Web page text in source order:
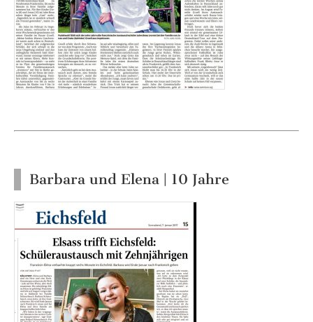
Barbara und Elena | 10 Jahre